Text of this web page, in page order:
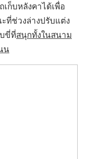
ก็บหลังคาได้เพื่อ
ที่ช่วงล่างปรับแต่ง
ขี่ที่สนุกทั้งในสนาม
น